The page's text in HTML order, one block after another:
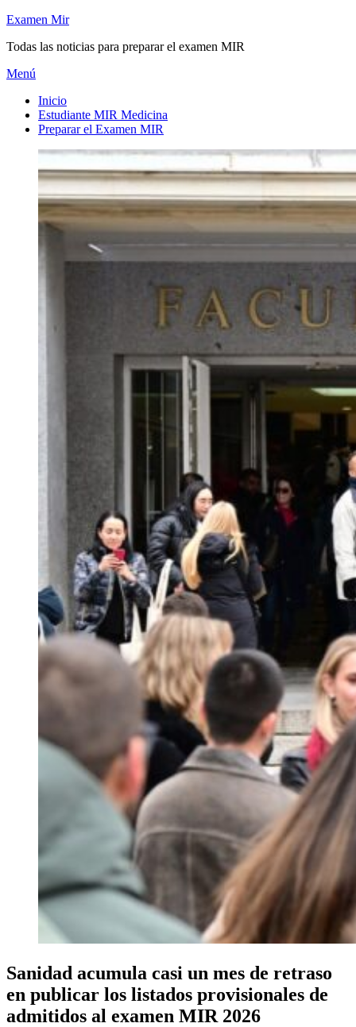
Saltar
contenido
Examen Mir
Todas las noticias para preparar el examen MIR
Menú
Inicio
Estudiante MIR Medicina
Preparar el Examen MIR
Sanidad acumula casi un mes de retraso
en publicar los listados provisionales de
admitidos al examen MIR 2026